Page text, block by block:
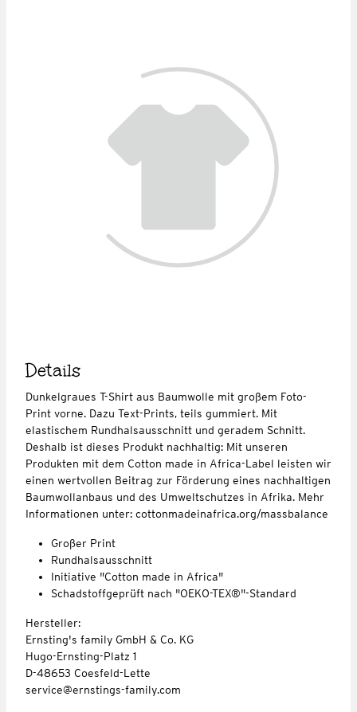
Details
Dunkelgraues T-Shirt aus Baumwolle mit großem Foto-
Print vorne. Dazu Text-Prints, teils gummiert. Mit
elastischem Rundhalsausschnitt und geradem Schnitt.
Deshalb ist dieses Produkt nachhaltig: Mit unseren
Produkten mit dem Cotton made in Africa-Label leisten wir
einen wertvollen Beitrag zur Förderung eines nachhaltigen
Baumwollanbaus und des Umweltschutzes in Afrika. Mehr
Informationen unter: cottonmadeinafrica.org/massbalance
Großer Print
Rundhalsausschnitt
Initiative "Cotton made in Africa"
Schadstoffgeprüft nach "OEKO-TEX®"-Standard
Hersteller:
Ernsting's family GmbH & Co. KG
Hugo-Ernsting-Platz 1
D-48653 Coesfeld-Lette
service@ernstings-family.com